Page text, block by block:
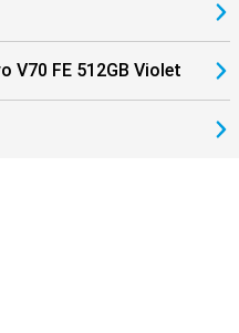
V70 FE 512GB Violet